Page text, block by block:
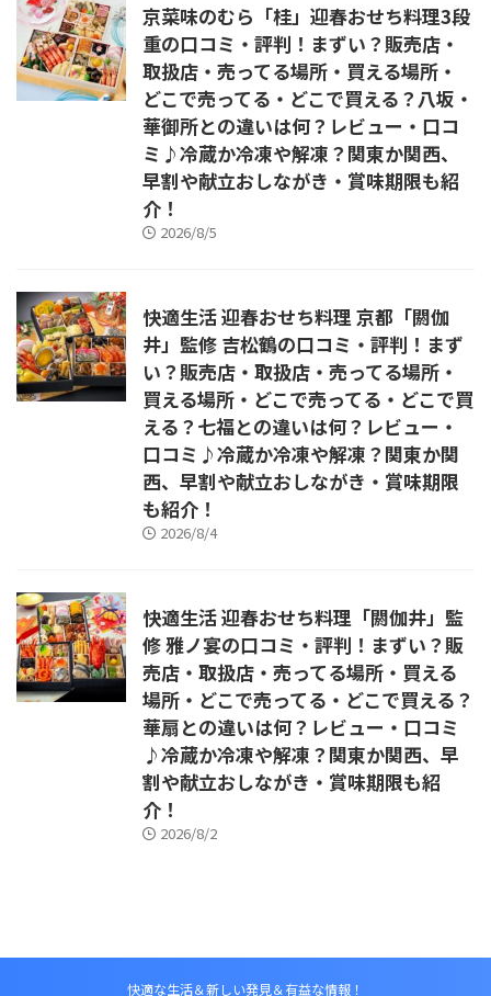
京菜味のむら「桂」迎春おせち料理3段
重の口コミ・評判！まずい？販売店・
取扱店・売ってる場所・買える場所・
どこで売ってる・どこで買える？八坂・
華御所との違いは何？レビュー・口コ
ミ♪冷蔵か冷凍や解凍？関東か関西、
早割や献立おしながき・賞味期限も紹
介！
2026/8/5
快適生活 迎春おせち料理 京都「閼伽
井」監修 吉松鶴の口コミ・評判！まず
い？販売店・取扱店・売ってる場所・
買える場所・どこで売ってる・どこで買
える？七福との違いは何？レビュー・
口コミ♪冷蔵か冷凍や解凍？関東か関
西、早割や献立おしながき・賞味期限
も紹介！
2026/8/4
快適生活 迎春おせち料理「閼伽井」監
修 雅ノ宴の口コミ・評判！まずい？販
売店・取扱店・売ってる場所・買える
場所・どこで売ってる・どこで買える？
華扇との違いは何？レビュー・口コミ
♪冷蔵か冷凍や解凍？関東か関西、早
割や献立おしながき・賞味期限も紹
介！
2026/8/2
快適な生活＆新しい発見＆有益な情報！